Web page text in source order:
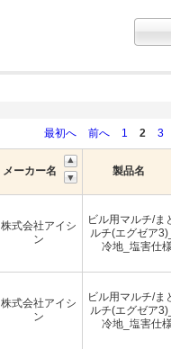
最初へ
前へ 1 2 3
メーカー名 製品名
株式会社アイシ
ン
ビル用マルチ/ま
ルチ(エグゼア
冷地_塩害仕
株式会社アイシ
ン
ビル用マルチ/ま
ルチ(エグゼア
冷地_塩害仕